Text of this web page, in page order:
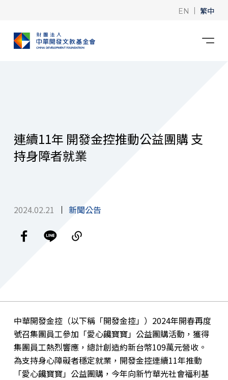
EN | 繁中
連續11年 開發金控推動公益團購 支
持身障者就業
2024.02.21 新聞公告
中華開發金控（以下稱「開發金控」）2024年開春再度
號召集團員工參加「愛心饞寶寶」公益團購活動，獲得
集團員工熱烈響應，總計創造約新台幣109萬元營收。
為支持身心障礙者穩定就業，開發金控連續11年推動
「愛心饞寶寶」公益團購，今年向新竹華光社會福利基